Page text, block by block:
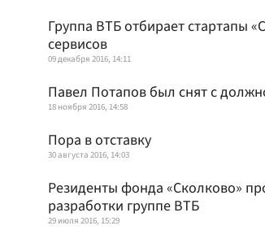
Группа ВТБ отбирает стартапы
сервисов
09 декабря 2016, 14:11
Павел Потапов был снят с
18 ноября 2016, 14:58
Пора в отставку
30 августа 2016, 14:03
Резиденты фонда «Сколково»
разработки группе ВТБ
29 июля 2016, 15:29